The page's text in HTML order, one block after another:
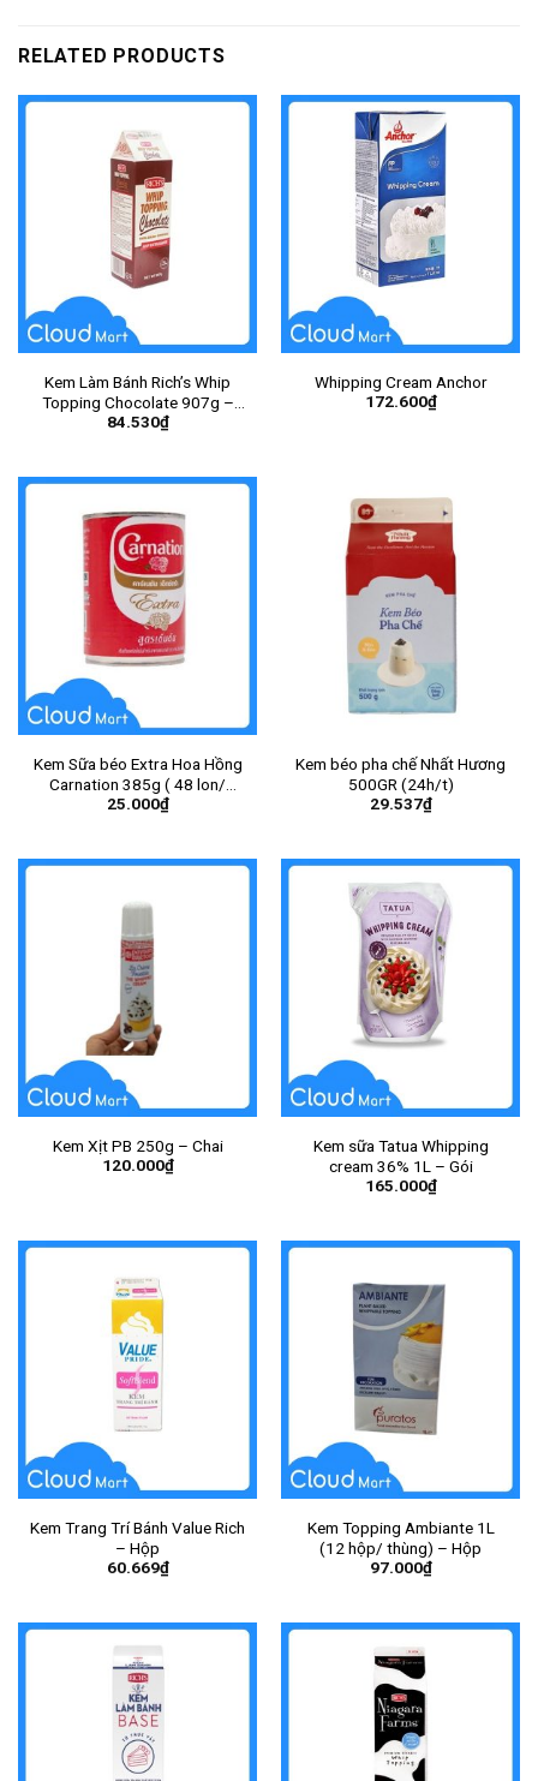
RELATED PRODUCTS
Kem Làm Bánh Rich’s Whip
Topping Chocolate 907g –
Hộp
84.530₫
Whipping Cream Anchor
172.600₫
Kem Sữa béo Extra Hoa Hồng
Carnation 385g ( 48 lon/
thùng ) – Lon
25.000₫
Kem béo pha chế Nhất Hương
500GR (24h/t)
29.537₫
Kem Xịt PB 250g – Chai
120.000₫
Kem sữa Tatua Whipping
cream 36% 1L – Gói
165.000₫
Kem Trang Trí Bánh Value Rich
– Hộp
60.669₫
Kem Topping Ambiante 1L
(12 hộp/ thùng) – Hộp
97.000₫